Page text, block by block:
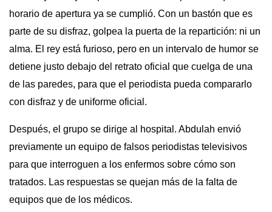
horario de apertura ya se cumplió. Con un bastón que es
parte de su disfraz, golpea la puerta de la repartición: ni un
alma. El rey está furioso, pero en un intervalo de humor se
detiene justo debajo del retrato oficial que cuelga de una
de las paredes, para que el periodista pueda compararlo
con disfraz y de uniforme oficial.
Después, el grupo se dirige al hospital. Abdulah envió
previamente un equipo de falsos periodistas televisivos
para que interroguen a los enfermos sobre cómo son
tratados. Las respuestas se quejan más de la falta de
equipos que de los médicos.